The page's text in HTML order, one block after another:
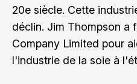
20e siècle. Cette
déclin. Jim Thompson a
Company Limited pour
l'industrie de la soie à